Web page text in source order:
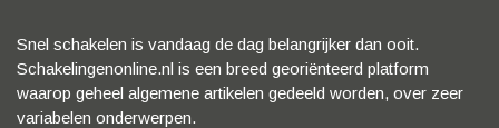
Snel schakelen is vandaag de dag belangrijker dan ooit.
Schakelingenonline.nl is een breed georiënteerd platform
waarop geheel algemene artikelen gedeeld worden, over zeer
variabelen onderwerpen.